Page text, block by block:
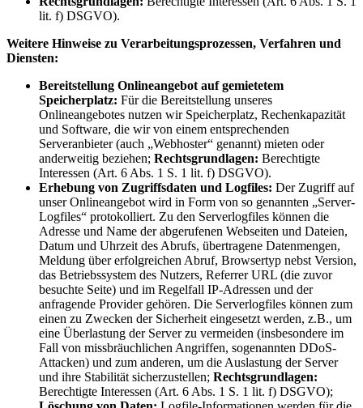
lit. f) DSGVO).
Weitere Hinweise zu Verarbeitungsprozessen, Verfahren und
Diensten:
Bereitstellung Onlineangebot auf gemietetem
Speicherplatz: Für die Bereitstellung unseres
Onlineangebotes nutzen wir Speicherplatz, Rechenkapazität
und Software, die wir von einem entsprechenden
Serveranbieter (auch „Webhoster“ genannt) mieten oder
anderweitig beziehen; Rechtsgrundlagen: Berechtigte
Interessen (Art. 6 Abs. 1 S. 1 lit. f) DSGVO).
Erhebung von Zugriffsdaten und Logfiles: Der Zugriff auf
unser Onlineangebot wird in Form von so genannten „Server-
Logfiles“ protokolliert. Zu den Serverlogfiles können die
Adresse und Name der abgerufenen Webseiten und Dateien,
Datum und Uhrzeit des Abrufs, übertragene Datenmengen,
Meldung über erfolgreichen Abruf, Browsertyp nebst Version,
das Betriebssystem des Nutzers, Referrer URL (die zuvor
besuchte Seite) und im Regelfall IP-Adressen und der
anfragende Provider gehören. Die Serverlogfiles können zum
einen zu Zwecken der Sicherheit eingesetzt werden, z.B., um
eine Überlastung der Server zu vermeiden (insbesondere im
Fall von missbräuchlichen Angriffen, sogenannten DDoS-
Attacken) und zum anderen, um die Auslastung der Server
und ihre Stabilität sicherzustellen; Rechtsgrundlagen:
Berechtigte Interessen (Art. 6 Abs. 1 S. 1 lit. f) DSGVO);